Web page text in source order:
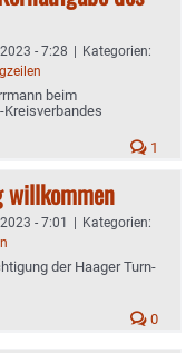
- 7:28 | Kategorien:
beim
1
willkommen
- 7:01 | Kategorien:
der Haager Turn-
0